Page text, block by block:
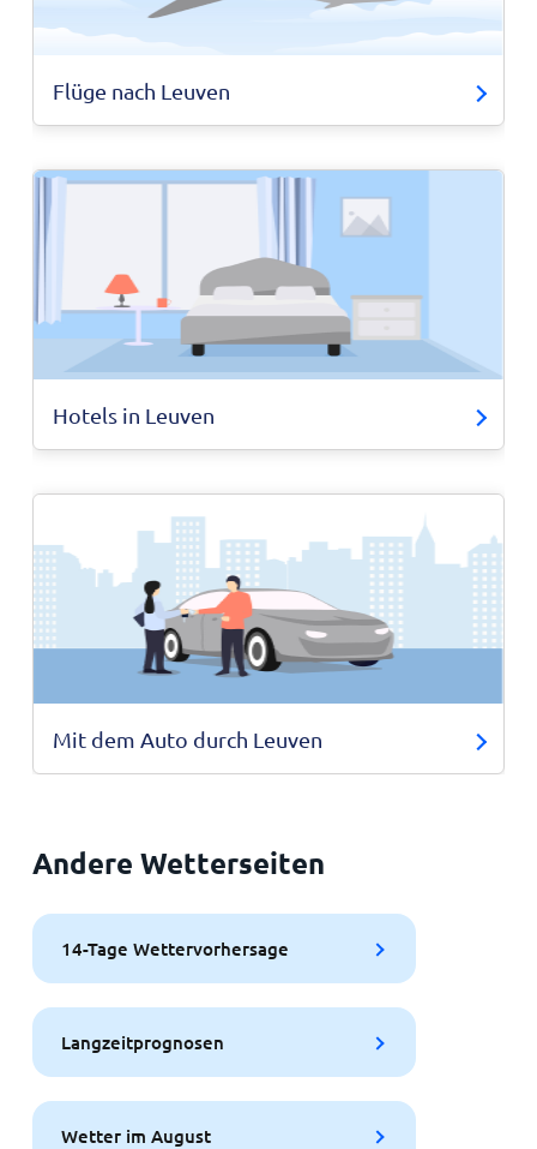
Flüge nach Leuven
Hotels in Leuven
Mit dem Auto durch Leuven
Andere Wetterseiten
14-Tage Wettervorhersage
Langzeitprognosen
Wetter im August